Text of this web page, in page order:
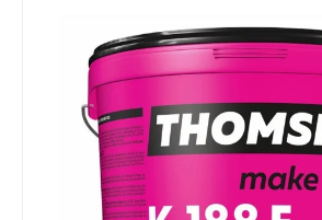
Ga direct naar productinformatie